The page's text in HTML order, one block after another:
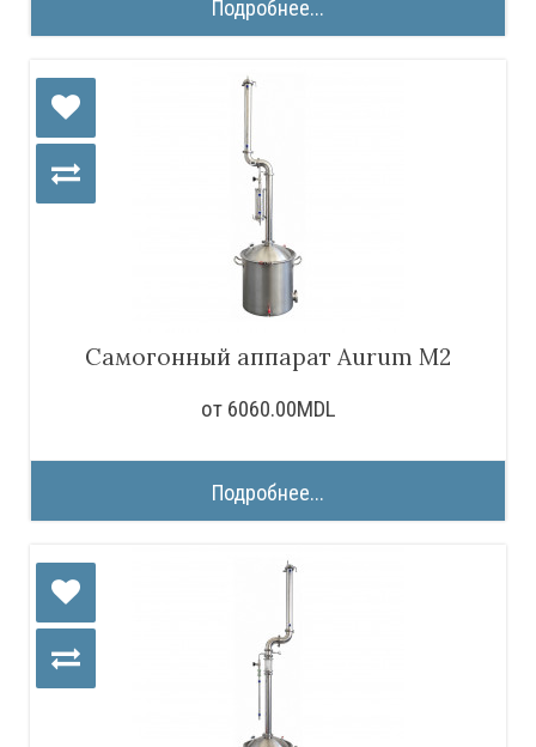
Подробнее...
Самогонный аппарат Aurum M2
от 6060.00MDL
Подробнее...